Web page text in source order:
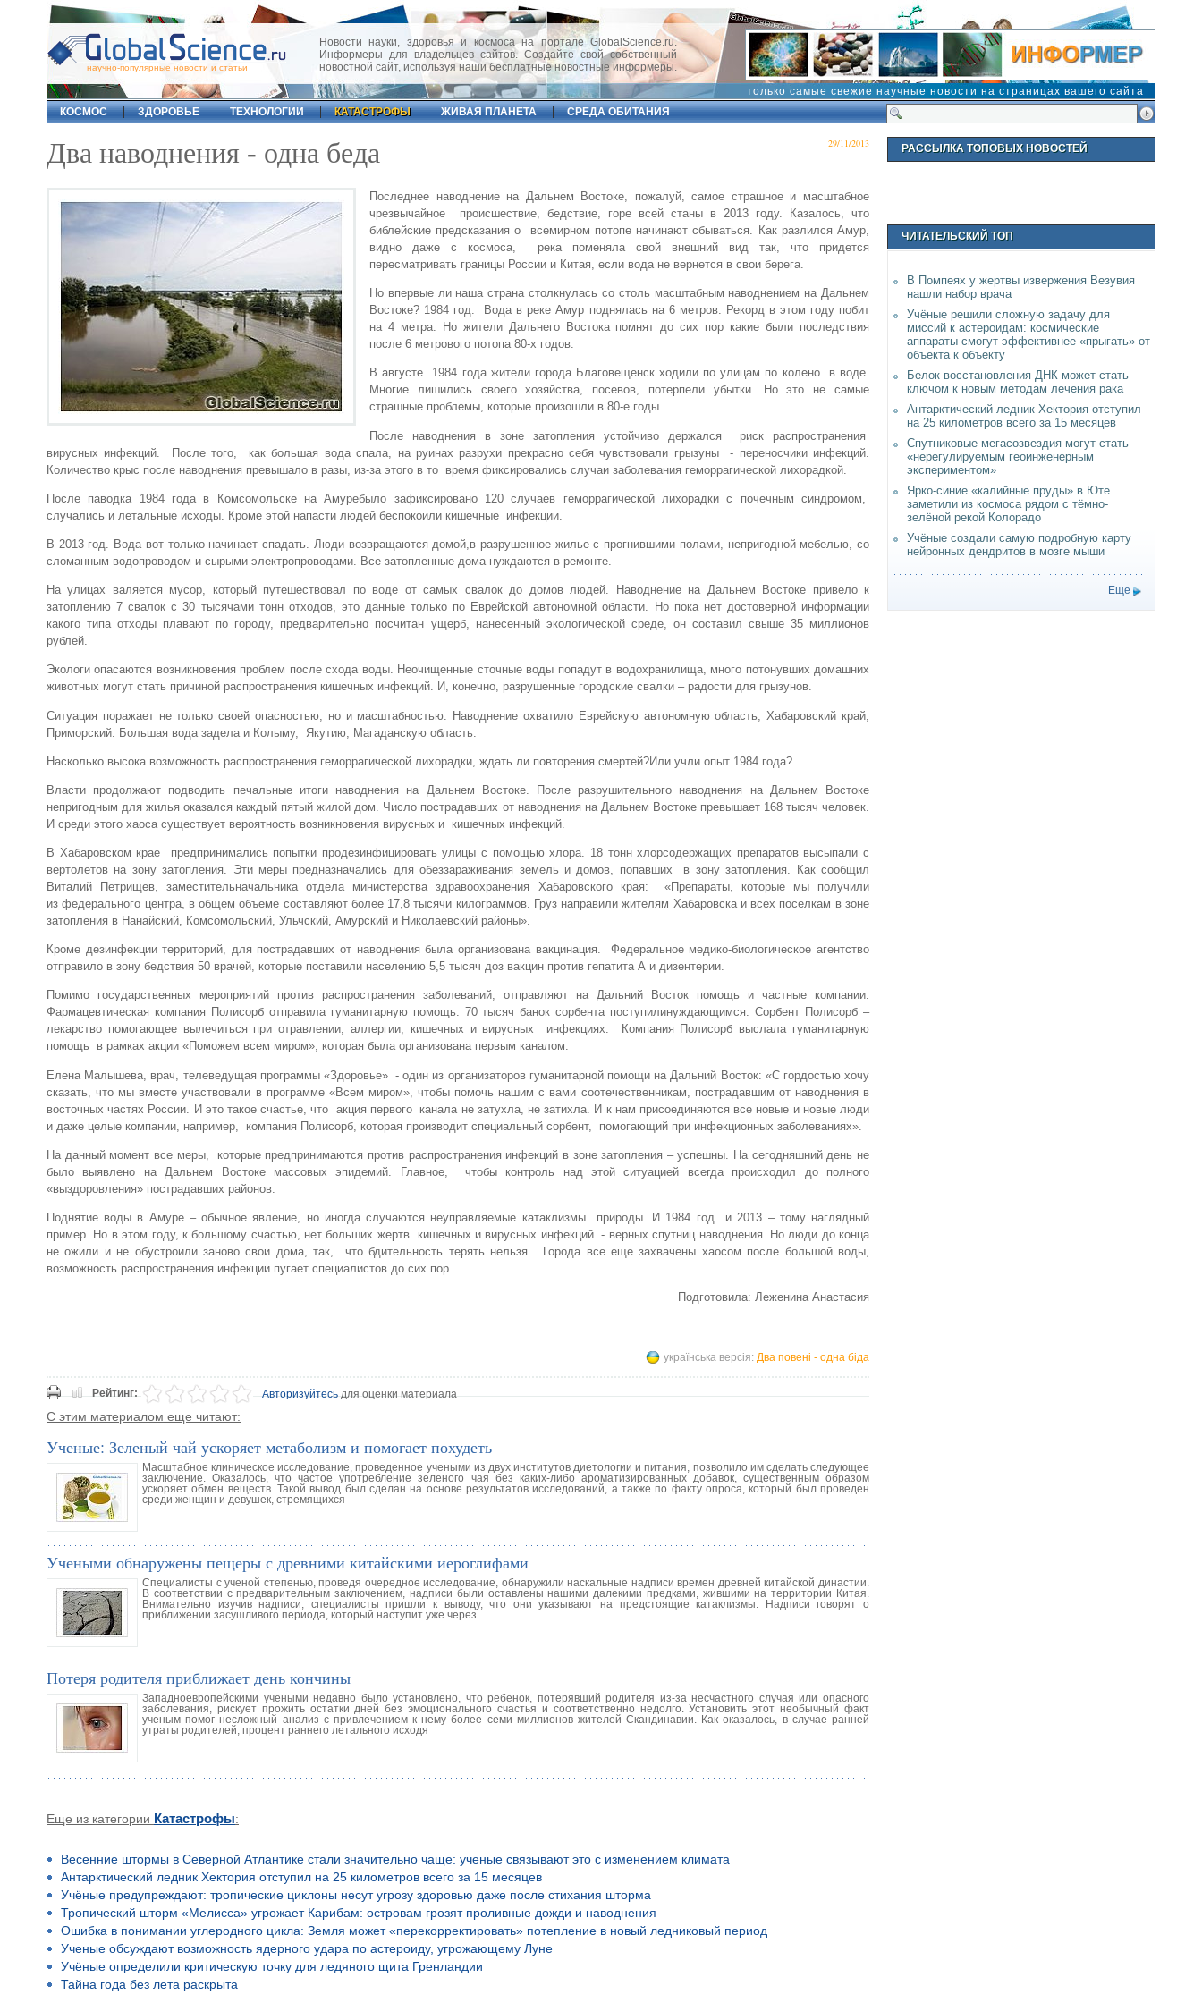
научно-популярные новости и статьи
Новости науки, здоровья и космоса на портале GlobalScience.ru.
Информеры для владельцев сайтов. Создайте свой собственный
новостной сайт, используя наши бесплатные новостные информеры.
только самые свежие научные новости на страницах вашего сайта
КОСМОС
ЗДОРОВЬЕ ТЕХНОЛОГИИ КАТАСТРОФЫ ЖИВАЯ ПЛАНЕТА СРЕДА ОБИТАНИЯ
29/11/2013
Два наводнения - одна беда
Последнее наводнение на Дальнем Востоке, пожалуй, самое страшное и масштабное
чрезвычайное происшествие, бедствие, горе всей станы в 2013 году. Казалось, что
библейские предсказания о всемирном потопе начинают сбываться. Как разлился Амур,
видно даже с космоса, река поменяла свой внешний вид так, что придется
пересматривать границы России и Китая, если вода не вернется в свои берега.
Но впервые ли наша страна столкнулась со столь масштабным наводнением на Дальнем
Востоке? 1984 год. Вода в реке Амур поднялась на 6 метров. Рекорд в этом году побит
на 4 метра. Но жители Дальнего Востока помнят до сих пор какие были последствия
после 6 метрового потопа 80-х годов.
В августе 1984 года жители города Благовещенск ходили по улицам по колено в воде.
Многие лишились своего хозяйства, посевов, потерпели убытки. Но это не самые
страшные проблемы, которые произошли в 80-е годы.
После наводнения в зоне затопления устойчиво держался риск распространения
вирусных инфекций. После того, как большая вода спала, на руинах разрухи прекрасно себя чувствовали грызуны - переносчики инфекций.
Количество крыс после наводнения превышало в разы, из-за этого в то время фиксировались случаи заболевания геморрагической лихорадкой.
После паводка 1984 года в Комсомольске на Амуребыло зафиксировано 120 случаев геморрагической лихорадки с почечным синдромом,
случались и летальные исходы. Кроме этой напасти людей беспокоили кишечные инфекции.
В 2013 год. Вода вот только начинает спадать. Люди возвращаются домой,в разрушенное жилье с прогнившими полами, непригодной мебелью, со
сломанным водопроводом и сырыми электропроводами. Все затопленные дома нуждаются в ремонте.
На улицах валяется мусор, который путешествовал по воде от самых свалок до домов людей. Наводнение на Дальнем Востоке привело к
затоплению 7 свалок с 30 тысячами тонн отходов, это данные только по Еврейской автономной области. Но пока нет достоверной информации
какого типа отходы плавают по городу, предварительно посчитан ущерб, нанесенный экологической среде, он составил свыше 35 миллионов
рублей.
Экологи опасаются возникновения проблем после схода воды. Неочищенные сточные воды попадут в водохранилища, много потонувших домашних
животных могут стать причиной распространения кишечных инфекций. И, конечно, разрушенные городские свалки – радости для грызунов.
Ситуация поражает не только своей опасностью, но и масштабностью. Наводнение охватило Еврейскую автономную область, Хабаровский край,
Приморский. Большая вода задела и Колыму, Якутию, Магаданскую область.
Насколько высока возможность распространения геморрагической лихорадки, ждать ли повторения смертей?Или учли опыт 1984 года?
Власти продолжают подводить печальные итоги наводнения на Дальнем Востоке. После разрушительного наводнения на Дальнем Востоке
непригодным для жилья оказался каждый пятый жилой дом. Число пострадавших от наводнения на Дальнем Востоке превышает 168 тысяч человек.
И среди этого хаоса существует вероятность возникновения вирусных и кишечных инфекций.
В Хабаровском крае предпринимались попытки продезинфицировать улицы с помощью хлора. 18 тонн хлорсодержащих препаратов высыпали с
вертолетов на зону затопления. Эти меры предназначались для обеззараживания земель и домов, попавших в зону затопления. Как сообщил
Виталий Петрищев, заместительначальника отдела министерства здравоохранения Хабаровского края: «Препараты, которые мы получили
из федерального центра, в общем объеме составляют более 17,8 тысячи килограммов. Груз направили жителям Хабаровска и всех поселкам в зоне
затопления в Нанайский, Комсомольский, Ульчский, Амурский и Николаевский районы».
Кроме дезинфекции территорий, для пострадавших от наводнения была организована вакцинация. Федеральное медико-биологическое агентство
отправило в зону бедствия 50 врачей, которые поставили населению 5,5 тысяч доз вакцин против гепатита А и дизентерии.
Помимо государственных мероприятий против распространения заболеваний, отправляют на Дальний Восток помощь и частные компании.
Фармацевтическая компания Полисорб отправила гуманитарную помощь. 70 тысяч банок сорбента поступилинуждающимся. Сорбент Полисорб –
лекарство помогающее вылечиться при отравлении, аллергии, кишечных и вирусных инфекциях. Компания Полисорб выслала гуманитарную
помощь в рамках акции «Поможем всем миром», которая была организована первым каналом.
Елена Малышева, врач, телеведущая программы «Здоровье» - один из организаторов гуманитарной помощи на Дальний Восток: «С гордостью хочу
сказать, что мы вместе участвовали в программе «Всем миром», чтобы помочь нашим с вами соотечественникам, пострадавшим от наводнения в
восточных частях России. И это такое счастье, что акция первого канала не затухла, не затихла. И к нам присоединяются все новые и новые люди
и даже целые компании, например, компания Полисорб, которая производит специальный сорбент, помогающий при инфекционных заболеваниях».
На данный момент все меры, которые предпринимаются против распространения инфекций в зоне затопления – успешны. На сегодняшний день не
было выявлено на Дальнем Востоке массовых эпидемий. Главное, чтобы контроль над этой ситуацией всегда происходил до полного
«выздоровления» пострадавших районов.
Поднятие воды в Амуре – обычное явление, но иногда случаются неуправляемые катаклизмы природы. И 1984 год и 2013 – тому наглядный
пример. Но в этом году, к большому счастью, нет больших жертв кишечных и вирусных инфекций - верных спутниц наводнения. Но люди до конца
не ожили и не обустроили заново свои дома, так, что бдительность терять нельзя. Города все еще захвачены хаосом после большой воды,
возможность распространения инфекции пугает специалистов до сих пор.
Подготовила: Леженина Анастасия
українська версія: Два повені - одна біда
Рейтинг: Авторизуйтесьдля оценки материала
С этим материалом еще читают:
Ученые: Зеленый чай ускоряет метаболизм и помогает похудеть
Масштабное клиническое исследование, проведенное учеными из двух институтов диетологии и питания, позволило им сделать следующее
заключение. Оказалось, что частое употребление зеленого чая без каких-либо ароматизированных добавок, существенным образом
ускоряет обмен веществ. Такой вывод был сделан на основе результатов исследований, а также по факту опроса, который был проведен
среди женщин и девушек, стремящихся
Учеными обнаружены пещеры с древними китайскими иероглифами
Специалисты с ученой степенью, проведя очередное исследование, обнаружили наскальные надписи времен древней китайской династии.
В соответствии с предварительным заключением, надписи были оставлены нашими далекими предками, жившими на территории Китая.
Внимательно изучив надписи, специалисты пришли к выводу, что они указывают на предстоящие катаклизмы. Надписи говорят о
приближении засушливого периода, который наступит уже через
Потеря родителя приближает день кончины
Западноевропейскими учеными недавно было установлено, что ребенок, потерявший родителя из-за несчастного случая или опасного
заболевания, рискует прожить остатки дней без эмоционального счастья и соответственно недолго. Установить этот необычный факт
ученым помог несложный анализ с привлечением к нему более семи миллионов жителей Скандинавии. Как оказалось, в случае ранней
утраты родителей, процент раннего летального исходя
Еще из категории Катастрофы:
Весенние штормы в Северной Атлантике стали значительно чаще: ученые связывают это с изменением климата
Антарктический ледник Хектория отступил на 25 километров всего за 15 месяцев
Учёные предупреждают: тропические циклоны несут угрозу здоровью даже после стихания шторма
Тропический шторм «Мелисса» угрожает Карибам: островам грозят проливные дожди и наводнения
Ошибка в понимании углеродного цикла: Земля может «перекорректировать» потепление в новый ледниковый период
Ученые обсуждают возможность ядерного удара по астероиду, угрожающему Луне
Учёные определили критическую точку для ледяного щита Гренландии
Тайна года без лета раскрыта
РАССЫЛКА ТОПОВЫХ НОВОСТЕЙ
ЧИТАТЕЛЬСКИЙ ТОП
В Помпеях у жертвы извержения Везувия
нашли набор врача
Учёные решили сложную задачу для
миссий к астероидам: космические
аппараты смогут эффективнее «прыгать» от
объекта к объекту
Белок восстановления ДНК может стать
ключом к новым методам лечения рака
Антарктический ледник Хектория отступил
на 25 километров всего за 15 месяцев
Спутниковые мегасозвездия могут стать
«нерегулируемым геоинженерным
экспериментом»
Ярко-синие «калийные пруды» в Юте
заметили из космоса рядом с тёмно-
зелёной рекой Колорадо
Учёные создали самую подробную карту
нейронных дендритов в мозге мыши
Еще